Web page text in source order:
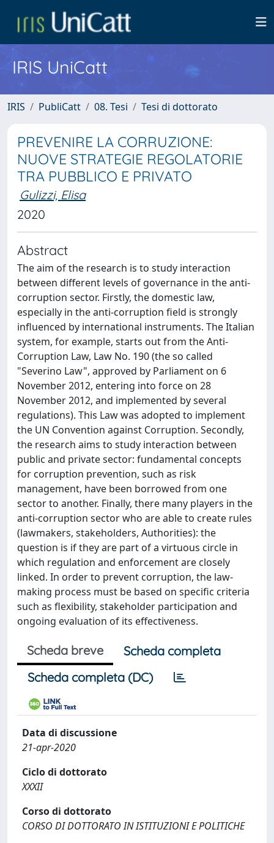
IRIS UniCatt
IRIS PubliCatt 08. Tesi Tesi di dottorato
PREVENIRE LA CORRUZIONE:
NUOVE STRATEGIE REGOLATORIE
TRA PUBBLICO E PRIVATO
Gulizzi, Elisa
2020
Abstract
The aim of the research is to study interaction
between different levels of governance in the anti-
corruption sector. Firstly, the domestic law,
especially in the anti-corruption field is strongly
influenced by international instruments. The Italian
system, for example, starts out from the Anti-
Corruption Law, Law No. 190 (the so called
"Severino Law", approved by Parliament on 6
November 2012, entering into force on 28
November 2012, and implemented by several
regulations). This Law was adopted to implement
the UN Convention against Corruption. Secondly,
the research aims to study interaction between
public and private sector: fundamental concepts
for corruption prevention, such as risk
management, have been borrowed from one
sector to another. Finally, there many players in the
anti-corruption sector who are able to create rules
(lawmakers, stakeholders, Authorities): the
question is if they are part of a virtuous circle in
which regulation and enforcement are closely
linked. In order to prevent corruption, the law-
making process must be based on specific criteria
such as flexibility, stakeholder participation and
ongoing evaluation of its effectiveness.
Scheda breve
Scheda completa
Scheda completa (DC)
Data di discussione
21-apr-2020
Ciclo di dottorato
XXXII
Corso di dottorato
CORSO DI DOTTORATO IN ISTITUZIONI E POLITICHE